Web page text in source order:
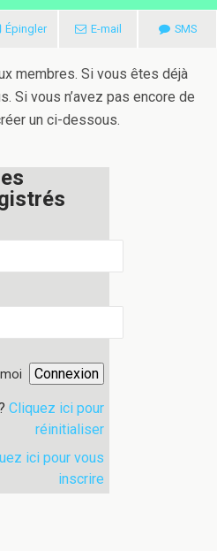
Épingler E-mail SMS
membres. Si vous êtes déjà
Si vous n’avez pas encore de
un ci-dessous.
Cliquez ici pour
réinitialiser
ici pour vous
inscrire